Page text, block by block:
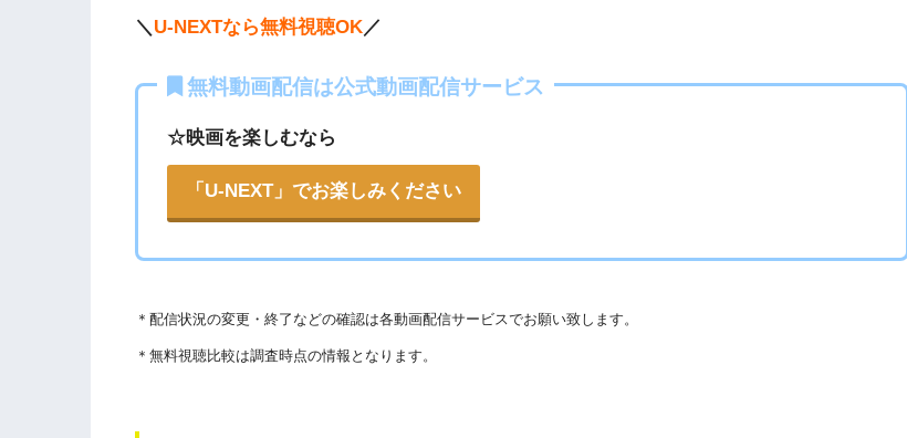
権を侵害している恐れがあります。
法律に触れることはもちろん、フィッシング詐欺やウイルス感染によるスマホ・パソコントラブルの原因とな
こうした動画共有サイトでの動画の視聴は控える事をおすすめします。
また、著作権については、保護の・違反に対しての厳罰化の法改正がされました。（詳しくは「
WEBサイト参照）
著作物の取り扱いについては注意喚起が「公益社団法人著作物情報センター」と「日本民間放送連盟」からも
各動画共有サイトを実際に確認する
▶︎Openload(アクセスブロック中）
＼ U-NEXTなら無料視聴OK／
無料動画配信は公式動画配信サービス
☆映画を楽しむなら
「U-NEXT」でお楽しみください
＊ 配信状況の変更・終了などの確認は各動画配信サービスでお願い致します。
＊無料視聴比較は調査時点の情報となります。